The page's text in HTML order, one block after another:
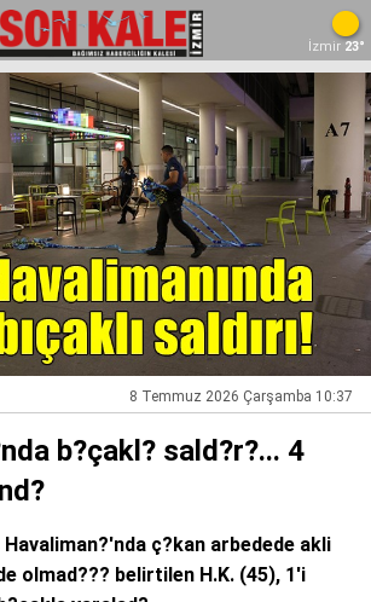
İzmir 23°
8 Temmuz 2026 Çarşamba 10:37
b?çakl? sald?r?... 4
ç?kan arbedede akli
olmad??? belirtilen H.K. (45), 1'i